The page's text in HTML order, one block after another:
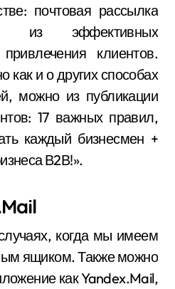
почтовая рассылка
из эффективных
клиентов.
как и о других способах
можно из публикации
17 важных правил,
каждый бизнесмен +
В2В!».
когда мы имеем
ящиком. Также можно
как Yandex.Mail,